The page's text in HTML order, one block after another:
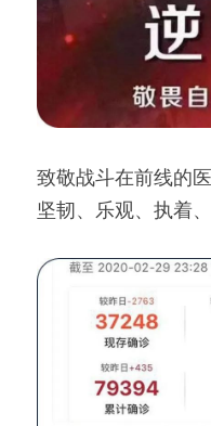
致敬战斗在前线的
坚韧、乐观、执着